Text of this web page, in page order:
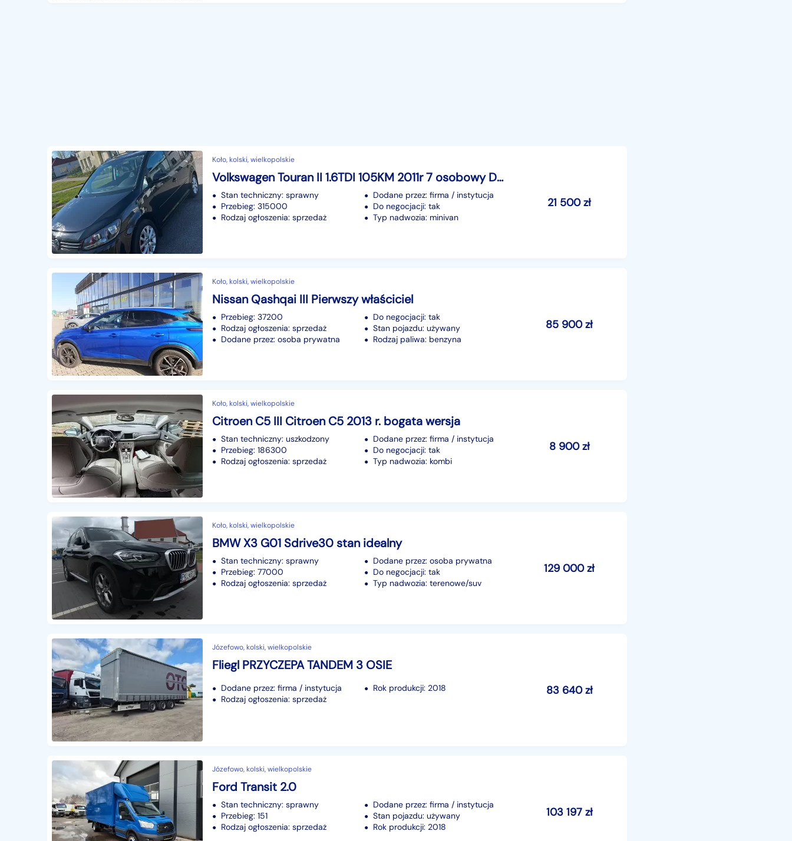
Koło, kolski, wielkopolskie
Volkswagen Touran II 1.6TDI 105KM 2011r 7 osobowy Doinwestowany! Super stan!
Stan techniczny: sprawny
Przebieg: 315000
Rodzaj ogłoszenia: sprzedaż
Dodane przez: firma / instytucja
Do negocjacji: tak
Typ nadwozia: minivan
21 500zł
Koło, kolski, wielkopolskie
Nissan Qashqai III Pierwszy właściciel
Przebieg: 37200
Rodzaj ogłoszenia: sprzedaż
Dodane przez: osoba prywatna
Do negocjacji: tak
Stan pojazdu: używany
Rodzaj paliwa: benzyna
85 900zł
Koło, kolski, wielkopolskie
Citroen C5 III Citroen C5 2013 r. bogata wersja
Stan techniczny: uszkodzony
Przebieg: 186300
Rodzaj ogłoszenia: sprzedaż
Dodane przez: firma / instytucja
Do negocjacji: tak
Typ nadwozia: kombi
8 900zł
Koło, kolski, wielkopolskie
BMW X3 G01 Sdrive30 stan idealny
Stan techniczny: sprawny
Przebieg: 77000
Rodzaj ogłoszenia: sprzedaż
Dodane przez: osoba prywatna
Do negocjacji: tak
Typ nadwozia: terenowe/suv
129 000zł
Józefowo, kolski, wielkopolskie
Fliegl PRZYCZEPA TANDEM 3 OSIE
Dodane przez: firma / instytucja
Rodzaj ogłoszenia: sprzedaż
Rok produkcji: 2018 83 640zł
Józefowo, kolski, wielkopolskie
Ford Transit 2.0
Stan techniczny: sprawny
Przebieg: 151
Rodzaj ogłoszenia: sprzedaż
Dodane przez: firma / instytucja
Stan pojazdu: używany
Rok produkcji: 2018
103 197zł